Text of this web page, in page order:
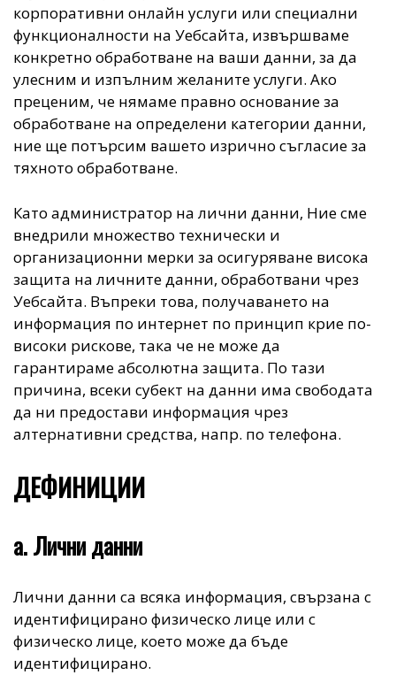
корпоративни онлайн услуги или специални
функционалности на Уебсайта, извършваме
конкретно обработване на ваши данни, за да
улесним и изпълним желаните услуги. Ако
преценим, че нямаме правно основание за
обработване на определени категории данни,
ние ще потърсим вашето изрично съгласие за
тяхното обработване.
Като администратор на лични данни, Ние сме
внедрили множество технически и
организационни мерки за осигуряване висока
защита на личните данни, обработвани чрез
Уебсайта. Въпреки това, получаването на
информация по интернет по принцип крие по-
високи рискове, така че не може да
гарантираме абсолютна защита. По тази
причина, всеки субект на данни има свободата
да ни предостави информация чрез
алтернативни средства, напр. по телефона.
ДЕФИНИЦИИ
a. Лични данни
Лични данни са всяка информация, свързана с
идентифицирано физическо лице или с
физическо лице, което може да бъде
идентифицирано.